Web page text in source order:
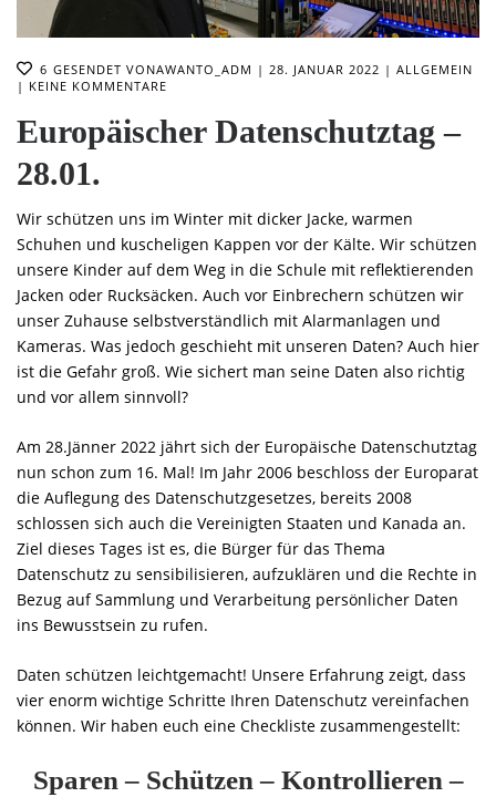
6 GESENDET VONAWANTO_ADM 28. JANUAR 2022
ALLGEMEIN
KEINE KOMMENTARE
Europäischer Datenschutztag –
28.01.
Wir schützen uns im Winter mit dicker Jacke, warmen
Schuhen und kuscheligen Kappen vor der Kälte. Wir schützen
unsere Kinder auf dem Weg in die Schule mit reflektierenden
Jacken oder Rucksäcken. Auch vor Einbrechern schützen wir
unser Zuhause selbstverständlich mit Alarmanlagen und
Kameras. Was jedoch geschieht mit unseren Daten? Auch hier
ist die Gefahr groß. Wie sichert man seine Daten also richtig
und vor allem sinnvoll?
Am 28.Jänner 2022 jährt sich der Europäische Datenschutztag
nun schon zum 16. Mal! Im Jahr 2006 beschloss der Europarat
die Auflegung des Datenschutzgesetzes, bereits 2008
schlossen sich auch die Vereinigten Staaten und Kanada an.
Ziel dieses Tages ist es, die Bürger für das Thema
Datenschutz zu sensibilisieren, aufzuklären und die Rechte in
Bezug auf Sammlung und Verarbeitung persönlicher Daten
ins Bewusstsein zu rufen.
Daten schützen leichtgemacht! Unsere Erfahrung zeigt, dass
vier enorm wichtige Schritte Ihren Datenschutz vereinfachen
können. Wir haben euch eine Checkliste zusammengestellt:
Sparen – Schützen – Kontrollieren –